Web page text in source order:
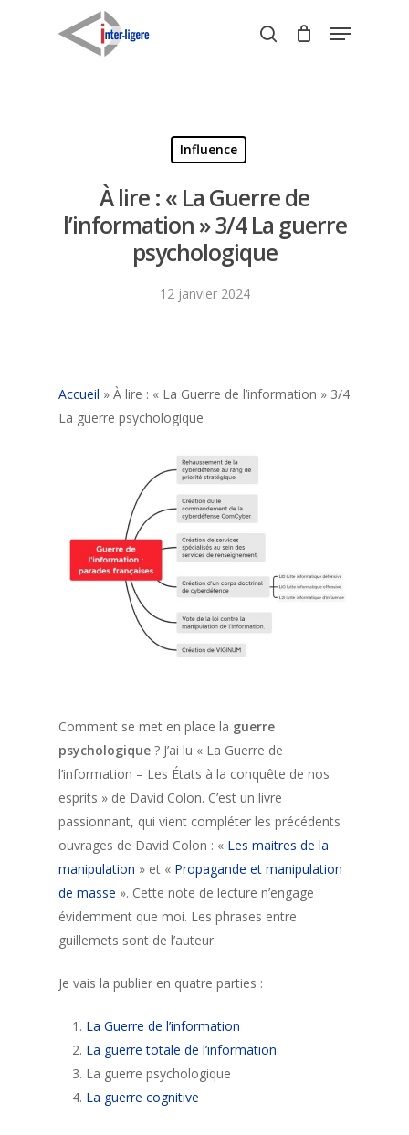
search
Menu
Influence
À lire : « La Guerre de
l’information » 3/4 La guerre
psychologique
12 janvier 2024
Accueil » À lire : « La Guerre de l’information » 3/4
La guerre psychologique
Comment se met en place la guerre
psychologique ? J’ai lu « La Guerre de
l’information – Les États à la conquête de nos
esprits » de David Colon. C’est un livre
passionnant, qui vient compléter les précédents
ouvrages de David Colon : « Les maitres de la
manipulation » et « Propagande et manipulation
de masse ». Cette note de lecture n’engage
évidemment que moi. Les phrases entre
guillemets sont de l’auteur.
Je vais la publier en quatre parties :
La Guerre de l’information
La guerre totale de l’information
La guerre psychologique
La guerre cognitive